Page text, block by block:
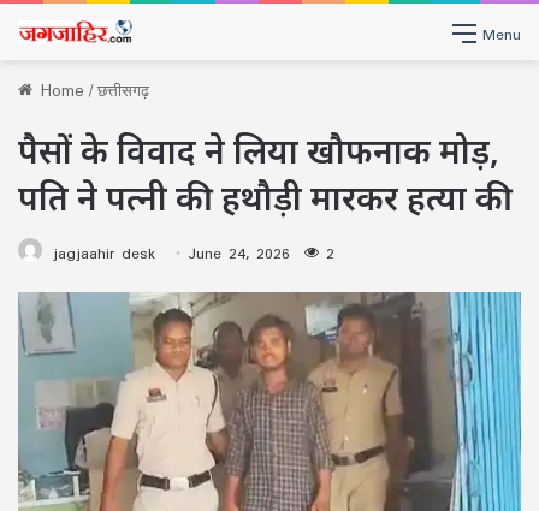
Menu
Home/छत्तीसगढ़
पैसों के विवाद ने लिया खौफनाक मोड़,
पति ने पत्नी की हथौड़ी मारकर हत्या की
jagjaahir desk June 24, 2026 2